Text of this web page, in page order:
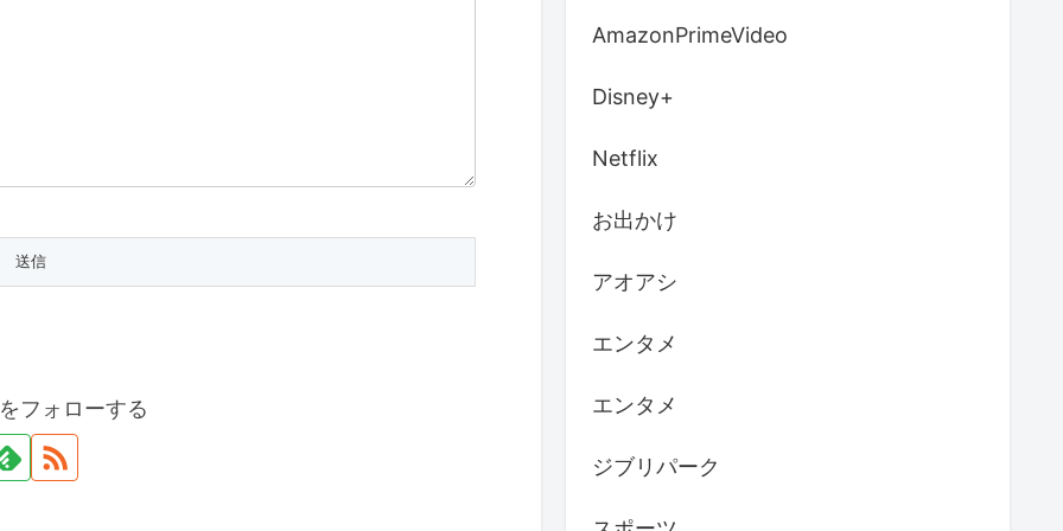
フォローする
AmazonPrimeVideo
Disney+
Netflix
お出かけ
アオアシ
エンタメ
エンタメ
ジブリパーク